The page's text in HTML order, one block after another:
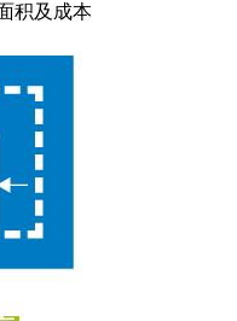
积及成本